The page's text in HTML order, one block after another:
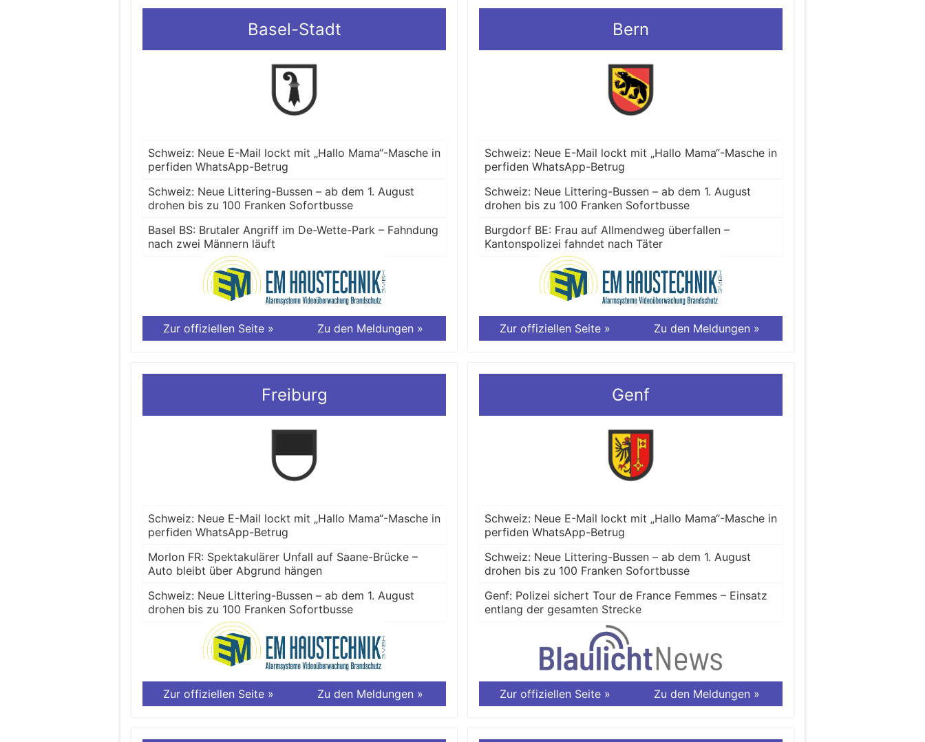
Basel-Stadt
Schweiz: Neue E-Mail lockt mit „Hallo Mama“-Masche in
perfiden WhatsApp-Betrug
Schweiz: Neue Littering-Bussen – ab dem 1. August
drohen bis zu 100 Franken Sofortbusse
Basel BS: Brutaler Angriff im De-Wette-Park – Fahndung
nach zwei Männern läuft
Zur offiziellen Seite » Zu den Meldungen »
Bern
Schweiz: Neue E-Mail lockt mit „Hallo Mama“-Masche in
perfiden WhatsApp-Betrug
Schweiz: Neue Littering-Bussen – ab dem 1. August
drohen bis zu 100 Franken Sofortbusse
Burgdorf BE: Frau auf Allmendweg überfallen –
Kantonspolizei fahndet nach Täter
Zur offiziellen Seite » Zu den Meldungen »
Freiburg
Schweiz: Neue E-Mail lockt mit „Hallo Mama“-Masche in
perfiden WhatsApp-Betrug
Morlon FR: Spektakulärer Unfall auf Saane-Brücke –
Auto bleibt über Abgrund hängen
Schweiz: Neue Littering-Bussen – ab dem 1. August
drohen bis zu 100 Franken Sofortbusse
Zur offiziellen Seite » Zu den Meldungen »
Genf
Schweiz: Neue E-Mail lockt mit „Hallo Mama“-Masche in
perfiden WhatsApp-Betrug
Schweiz: Neue Littering-Bussen – ab dem 1. August
drohen bis zu 100 Franken Sofortbusse
Genf: Polizei sichert Tour de France Femmes – Einsatz
entlang der gesamten Strecke
Zur offiziellen Seite » Zu den Meldungen »